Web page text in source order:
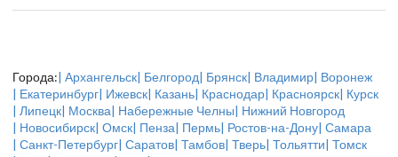
Города:| Архангельск| Белгород| Брянск| Владимир| Воронеж
| Екатеринбург| Ижевск| Казань| Краснодар| Красноярск| Курск
| Липецк| Москва| Набережные Челны| Нижний Новгород
| Новосибирск| Омск| Пенза| Пермь| Ростов-на-Дону| Самара
| Санкт-Петербург| Саратов| Тамбов| Тверь| Тольятти| Томск